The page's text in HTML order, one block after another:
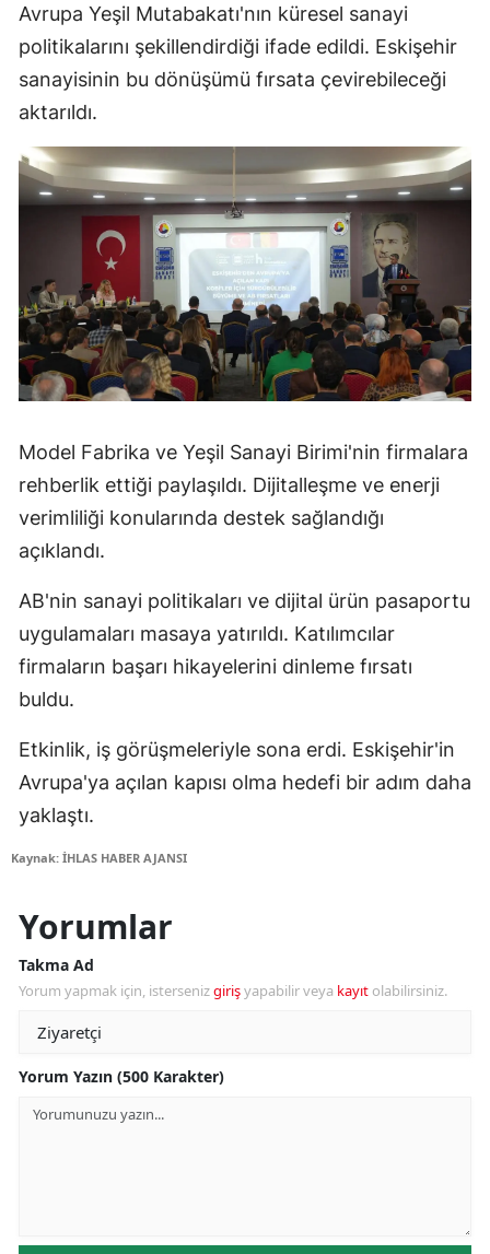
Avrupa Yeşil Mutabakatı'nın küresel sanayi
politikalarını şekillendirdiği ifade edildi. Eskişehir
sanayisinin bu dönüşümü fırsata çevirebileceği
aktarıldı.
Model Fabrika ve Yeşil Sanayi Birimi'nin firmalara
rehberlik ettiği paylaşıldı. Dijitalleşme ve enerji
verimliliği konularında destek sağlandığı
açıklandı.
AB'nin sanayi politikaları ve dijital ürün pasaportu
uygulamaları masaya yatırıldı. Katılımcılar
firmaların başarı hikayelerini dinleme fırsatı
buldu.
Etkinlik, iş görüşmeleriyle sona erdi. Eskişehir'in
Avrupa'ya açılan kapısı olma hedefi bir adım daha
yaklaştı.
Kaynak: İHLAS HABER AJANSI
Yorumlar
Takma Ad
Yorum yapmak için, istersenizgirişyapabilir veya kayıt olabilirsiniz.
Yorum Yazın (500 Karakter)